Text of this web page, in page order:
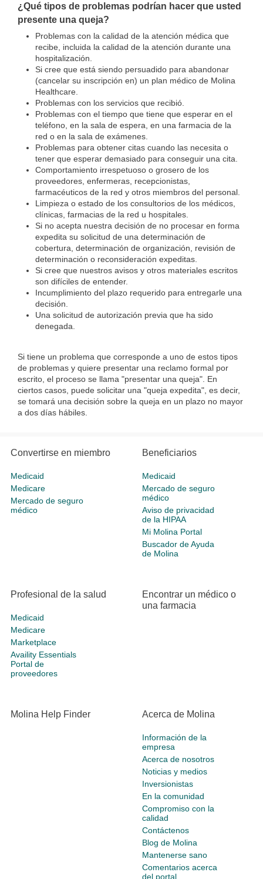
¿Qué tipos de problemas podrían hacer que usted
presente una queja?
Problemas con la calidad de la atención médica que
recibe, incluida la calidad de la atención durante una
hospitalización.
Si cree que está siendo persuadido para abandonar
(cancelar su inscripción en) un plan médico de Molina
Healthcare.
Problemas con los servicios que recibió.
Problemas con el tiempo que tiene que esperar en el
teléfono, en la sala de espera, en una farmacia de la
red o en la sala de exámenes.
Problemas para obtener citas cuando las necesita o
tener que esperar demasiado para conseguir una cita.
Comportamiento irrespetuoso o grosero de los
proveedores, enfermeras, recepcionistas,
farmacéuticos de la red y otros miembros del personal.
Limpieza o estado de los consultorios de los médicos,
clínicas, farmacias de la red u hospitales.
Si no acepta nuestra decisión de no procesar en forma
expedita su solicitud de una determinación de
cobertura, determinación de organización, revisión de
determinación o reconsideración expeditas.
Si cree que nuestros avisos y otros materiales escritos
son difíciles de entender.
Incumplimiento del plazo requerido para entregarle una
decisión.
Una solicitud de autorización previa que ha sido
denegada.
Si tiene un problema que corresponde a uno de estos tipos
de problemas y quiere presentar una reclamo formal por
escrito, el proceso se llama "presentar una queja". En
ciertos casos, puede solicitar una "queja expedita", es decir,
se tomará una decisión sobre la queja en un plazo no mayor
a dos días hábiles.
Convertirse en miembro
Medicaid
Medicare
Mercado de seguro
médico
Beneficiarios
Medicaid
Mercado de seguro
médico
Aviso de privacidad
de la HIPAA
Mi Molina Portal
Buscador de Ayuda
de Molina
Profesional de la salud
Medicaid
Medicare
Marketplace
Availity Essentials
Portal de
proveedores
Encontrar un médico o
una farmacia
Molina Help Finder Acerca de Molina
Información de la
empresa
Acerca de nosotros
Noticias y medios
Inversionistas
En la comunidad
Compromiso con la
calidad
Contáctenos
Blog de Molina
Mantenerse sano
Comentarios acerca
del portal